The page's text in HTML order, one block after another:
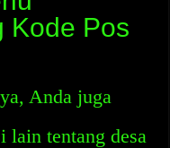
Kode Pos
Anda juga
lain tentang desa